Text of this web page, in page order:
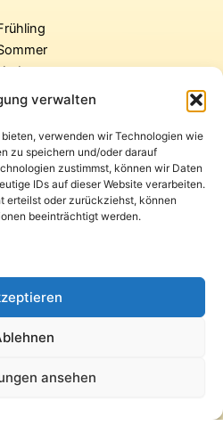
verwalten
verwenden wir Technologien wie
zu speichern und/oder darauf
zustimmst, können wir Daten
IDs auf dieser Website verarbeiten.
erteilst oder zurückziehst, können
beeinträchtigt werden.
ansehen
Presse
/ Support
| Präsentiert vonZimmermanns
& PR-Beratung